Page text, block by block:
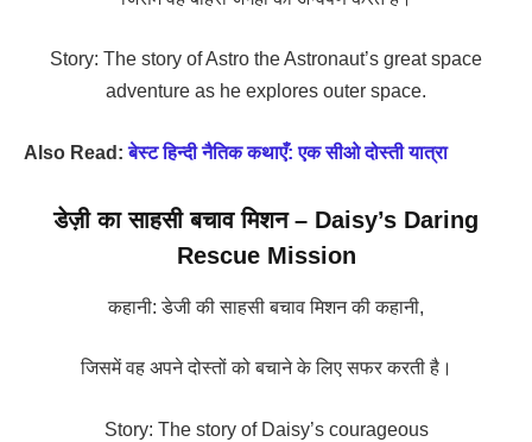
Story: The story of Astro the Astronaut’s great space
adventure as he explores outer space.
Also Read:बेस्ट हिन्दी नैतिक कथाएँ: एक सीओ दोस्ती यात्रा
डेज़ी का साहसी बचाव मिशन – Daisy’s Daring
Rescue Mission
कहानी: डेजी की साहसी बचाव मिशन की कहानी,
जिसमें वह अपने दोस्तों को बचाने के लिए सफर करती है।
Story: The story of Daisy’s courageous